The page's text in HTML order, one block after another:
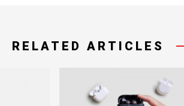
RELATED ARTICLES